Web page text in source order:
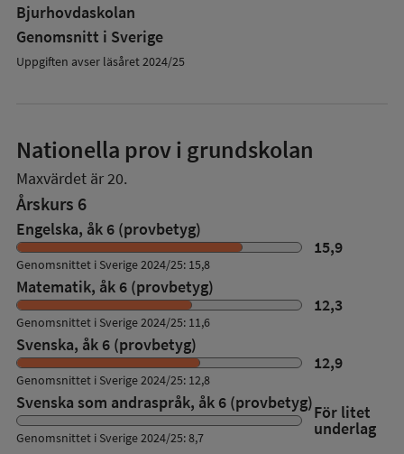
Bjurhovdaskolan
Genomsnitt i Sverige
Uppgiften avser läsåret 2024/25
Nationella prov i grundskolan
Maxvärdet är 20.
Årskurs 6
Engelska, åk 6 (provbetyg)
15,9
Genomsnittet i Sverige 2024/25: 15,8
Matematik, åk 6 (provbetyg)
12,3
Genomsnittet i Sverige 2024/25: 11,6
Svenska, åk 6 (provbetyg)
12,9
Genomsnittet i Sverige 2024/25: 12,8
Svenska som andraspråk, åk 6 (provbetyg)För litet
underlag
Genomsnittet i Sverige 2024/25: 8,7